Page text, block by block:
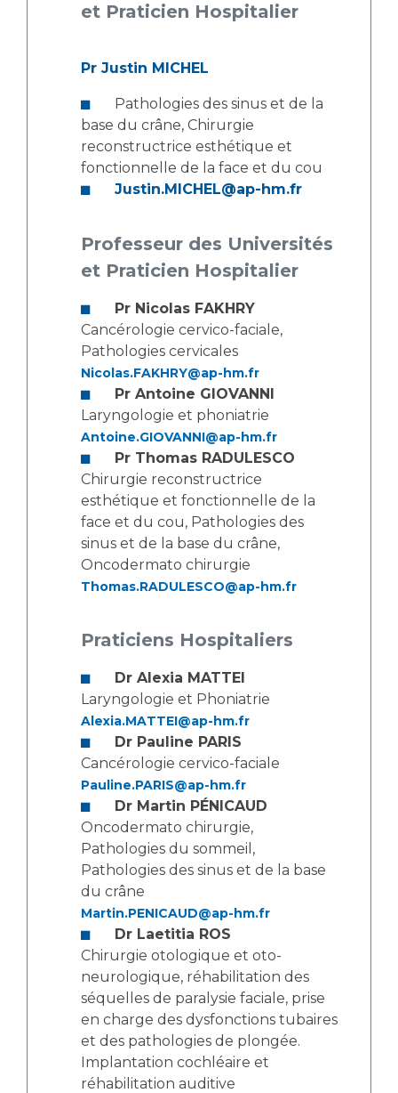
Salon des familles
Vos droits, vos devoirs
Handicap
Handi 13
Pôle Médecine Physique et Réadaptation
Charte Romain Jacob
Mouvement Parcours Handicap 13
Activité physique
Cancer
Médecine nucléaire
Maladies rares
Vos représentants
La Commission Des Usagers (CDU)
Les Comités Locaux des Usagers
Le projet des usagers
Qualité
Nos indicateurs qualité et de sécurité des soins
Protection des données
Sécurité
Les structures de recherche
Écoles et Instituts de Formation
Plateforme des internes
Adresser un patient
Réseaux de soins
Adresser un examen au Laboratoire de Biologie
Médicale
Radiologie / Imagerie
Cancérologie
Les pôles d'activité médicale
Anatomie et Cytologie Pathologiques
Adresser un examen au Laboratoire d'Infectiologie
Centres de référence Maladies Rares
Plateforme d'Expertise Maladies Rares
Presse / Multimédia
Dossiers de presse
Fournisseurs
Rôles et missions
Liste des marchés conclus
Documents utiles
et Praticien Hospitalier
Pr Justin MICHEL
base du crâne, Chirurgie
reconstructrice esthétique et
fonctionnelle de la face et du cou
Justin.MICHEL@ap-hm.fr
Professeur des Universités
et Praticien Hospitalier
Pr Nicolas FAKHRY
Cancérologie cervico-faciale,
Pathologies cervicales
Nicolas.FAKHRY@ap-hm.fr
Pr Antoine GIOVANNI
Laryngologie et phoniatrie
Antoine.GIOVANNI@ap-hm.fr
Pr Thomas RADULESCO
Chirurgie reconstructrice
esthétique et fonctionnelle de la
face et du cou, Pathologies des
sinus et de la base du crâne,
Oncodermato chirurgie
Thomas.RADULESCO@ap-hm.fr
Praticiens Hospitaliers
Dr Alexia MATTEI
Laryngologie et Phoniatrie
Alexia.MATTEI@ap-hm.fr
Dr Pauline PARIS
Cancérologie cervico-faciale
Pauline.PARIS@ap-hm.fr
Dr Martin PÉNICAUD
Oncodermato chirurgie,
Pathologies du sommeil,
Pathologies des sinus et de la base
du crâne
Martin.PENICAUD@ap-hm.fr
Dr Laetitia ROS
Chirurgie otologique et oto-
neurologique, réhabilitation des
séquelles de paralysie faciale, prise
en charge des dysfonctions tubaires
et des pathologies de plongée.
Implantation cochléaire et
réhabilitation auditive